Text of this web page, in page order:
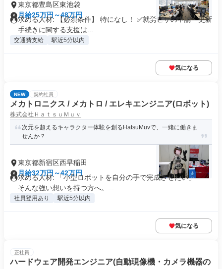
東京都豊島区東池袋
月給25万円～48万円
求める人材: 【必須条件】 特になし！ ✅就労ビザの申請・更新
手続きに関する支援は...
交通費支給 駅近5分以内
気になる
NEW 契約社員
メカトロニクス / メカトロ / エレキエンジニア(ロボット)
株式会社ＨａｔｓｕＭｕｖ
次元を超えるキャラクター体験を創るHatsuMuvで、一緒に働きま
せんか？
東京都新宿区西早稲田
月給32万円～42万円
求める人材: 「小型ロボットを自分の手で完成させたい」――
そんな強い想いを持つ方へ。...
社員登用あり 駅近5分以内
気になる
正社員
ハードウェア開発エンジニア(自動現像機・カメラ機器の